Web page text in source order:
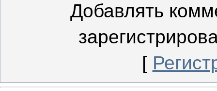
Добавлять
[